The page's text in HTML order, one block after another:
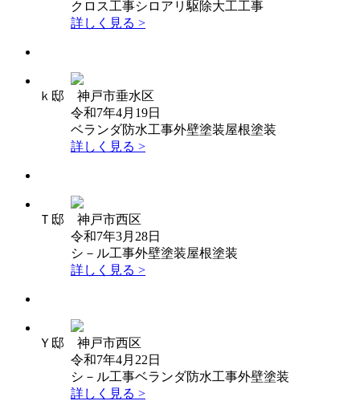
クロス工事シロアリ駆除大工工事
詳しく見る >
ｋ邸 神戸市垂水区
令和7年4月19日
ベランダ防水工事外壁塗装屋根塗装
詳しく見る >
Ｔ邸 神戸市西区
令和7年3月28日
シ－ル工事外壁塗装屋根塗装
詳しく見る >
Ｙ邸 神戸市西区
令和7年4月22日
シ－ル工事ベランダ防水工事外壁塗装
詳しく見る >